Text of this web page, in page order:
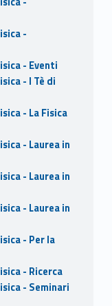
-
- Eventi
- I Tè di
- La Fisica
- Laurea in
- Laurea in
- Laurea in
- Per la
- Ricerca
- Seminari